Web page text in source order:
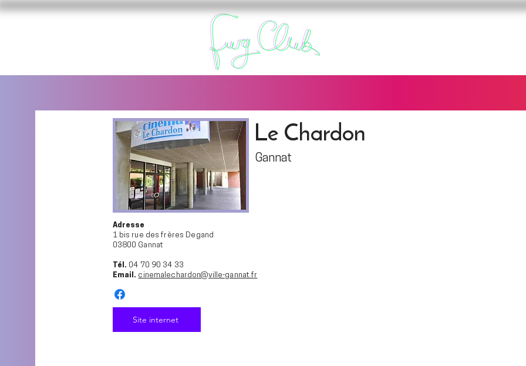
Le Chardon
Gannat
Adresse
1 bis rue des frères Degand
03800 Gannat
Tél. 04 70 90 34 33
Email. cinemalechardon@ville-gannat.fr
Site internet